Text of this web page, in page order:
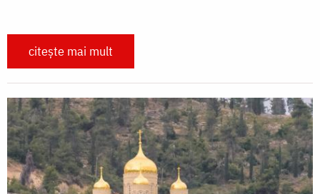
citește mai mult